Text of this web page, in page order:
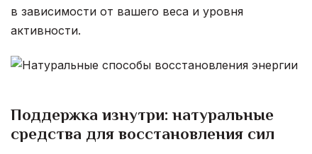
в зависимости от вашего веса и уровня
активности.
Поддержка изнутри: натуральные
средства для восстановления сил